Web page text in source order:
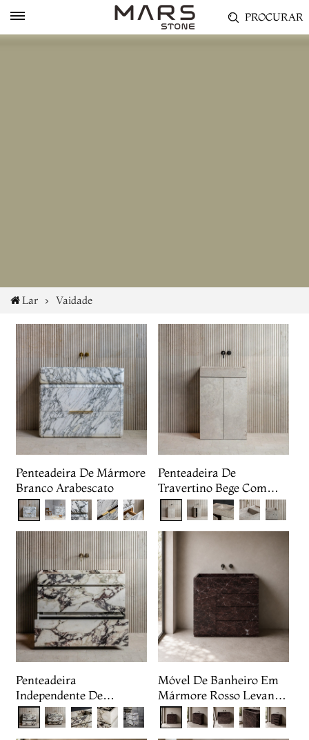
PROCURAR
Lar Vaidade
Penteadeira De Mármore
Branco Arabescato
Penteadeira De
Travertino Bege Com
Gavetas
Penteadeira
Independente De
Mármore Calacatta
Viola
Móvel De Banheiro Em
Mármore Rosso Levanto
Com Gavetas